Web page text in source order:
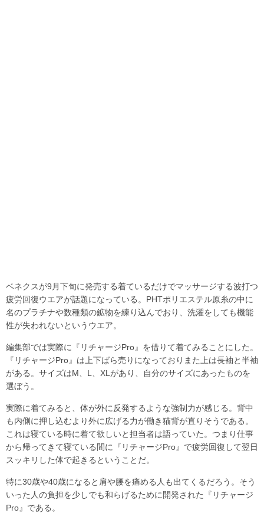
ベネクスが9月下旬に発売する着ているだけでマッサージする波打つ
疲労回復ウエアが話題になっている。PHTポリエステル原糸の中に
名のプラチナや数種類の鉱物を練り込んでおり、洗濯をしても機能
性が失われないというウエア。
編集部では実際に『リチャージPro』を借りて着てみることにした。
『リチャージPro』は上下ばら売りになっておりまた上は長袖と半袖
がある。サイズはM、L、XLがあり、自分のサイズにあったものを
選ぼう。
実際に着てみると、体が外に反発するような強制力が感じる。背中
も内側に押し込むより外に広げる力が働き猫背が直りそうである。
これは寝ている時に着て欲しいと担当者は語っていた。つまり仕事
から帰ってきて寝ている間に『リチャージPro』で疲労回復して翌日
スッキリした体で起きるということだ。
特に30歳や40歳になると肩や腰を痛める人も出てくるだろう。そう
いった人の負担を少しでも和らげるために開発された『リチャージ
Pro』である。